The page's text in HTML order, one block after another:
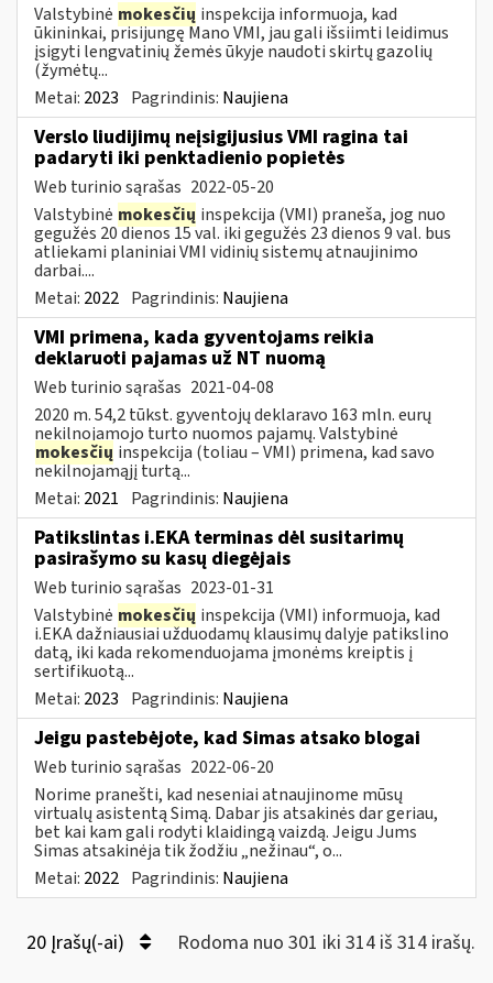
Valstybinė mokesčių inspekcija informuoja, kad
ūkininkai, prisijungę Mano VMI, jau gali išsiimti leidimus
įsigyti lengvatinių žemės ūkyje naudoti skirtų gazolių
(žymėtų...
Metai: 2023 Pagrindinis: Naujiena
Verslo liudijimų neįsigijusius VMI ragina tai
padaryti iki penktadienio popietės
Web turinio sąrašas 2022-05-20
Valstybinė mokesčių inspekcija (VMI) praneša, jog nuo
gegužės 20 dienos 15 val. iki gegužės 23 dienos 9 val. bus
atliekami planiniai VMI vidinių sistemų atnaujinimo
darbai....
Metai: 2022 Pagrindinis: Naujiena
VMI primena, kada gyventojams reikia
deklaruoti pajamas už NT nuomą
Web turinio sąrašas 2021-04-08
2020 m. 54,2 tūkst. gyventojų deklaravo 163 mln. eurų
nekilnojamojo turto nuomos pajamų. Valstybinė
mokesčių inspekcija (toliau – VMI) primena, kad savo
nekilnojamąjį turtą...
Metai: 2021 Pagrindinis: Naujiena
Patikslintas i.EKA terminas dėl susitarimų
pasirašymo su kasų diegėjais
Web turinio sąrašas 2023-01-31
Valstybinė mokesčių inspekcija (VMI) informuoja, kad
i.EKA dažniausiai užduodamų klausimų dalyje patikslino
datą, iki kada rekomenduojama įmonėms kreiptis į
sertifikuotą...
Metai: 2023 Pagrindinis: Naujiena
Jeigu pastebėjote, kad Simas atsako blogai
Web turinio sąrašas 2022-06-20
Norime pranešti, kad neseniai atnaujinome mūsų
virtualų asistentą Simą. Dabar jis atsakinės dar geriau,
bet kai kam gali rodyti klaidingą vaizdą. Jeigu Jums
Simas atsakinėja tik žodžiu „nežinau“, o...
Metai: 2022 Pagrindinis: Naujiena
20 Įrašų(-ai) Rodoma nuo 301 iki 314 iš 314 irašų.